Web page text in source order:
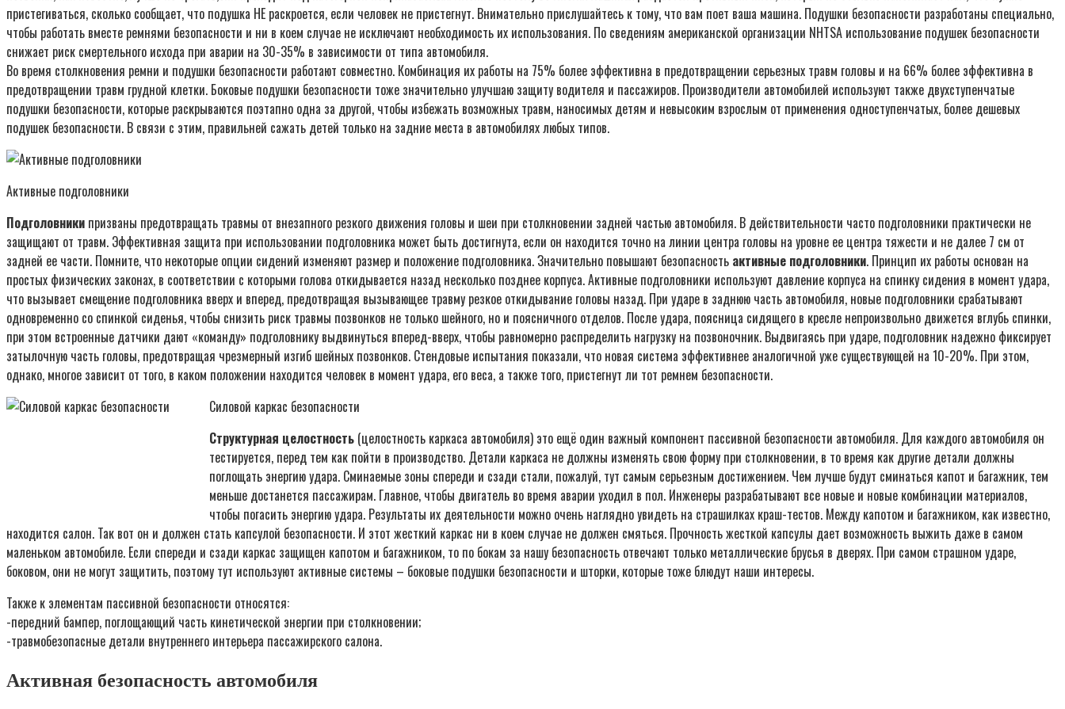
пристегиваться, сколько сообщает, что подушка НЕ раскроется, если человек не пристегнут. Внимательно прислушайтесь к тому, что вам поет ваша машина. Подушки безопасности разработаны специально,
чтобы работать вместе ремнями безопасности и ни в коем случае не исключают необходимость их использования. По сведениям американской организации NHTSA использование подушек безопасности
снижает риск смертельного исхода при аварии на 30-35% в зависимости от типа автомобиля.
Во время столкновения ремни и подушки безопасности работают совместно. Комбинация их работы на 75% более эффективна в предотвращении серьезных травм головы и на 66% более эффективна в
предотвращении травм грудной клетки. Боковые подушки безопасности тоже значительно улучшаю защиту водителя и пассажиров. Производители автомобилей используют также двухступенчатые
подушки безопасности, которые раскрываются поэтапно одна за другой, чтобы избежать возможных травм, наносимых детям и невысоким взрослым от применения одноступенчатых, более дешевых
подушек безопасности. В связи с этим, правильней сажать детей только на задние места в автомобилях любых типов.
Активные подголовники
Подголовники призваны предотвращать травмы от внезапного резкого движения головы и шеи при столкновении задней частью автомобиля. В действительности часто подголовники практически не
защищают от травм. Эффективная защита при использовании подголовника может быть достигнута, если он находится точно на линии центра головы на уровне ее центра тяжести и не далее 7 см от
задней ее части. Помните, что некоторые опции сидений изменяют размер и положение подголовника. Значительно повышают безопасность активные подголовники. Принцип их работы основан на
простых физических законах, в соответствии с которыми голова откидывается назад несколько позднее корпуса. Активные подголовники используют давление корпуса на спинку сидения в момент удара,
что вызывает смещение подголовника вверх и вперед, предотвращая вызывающее травму резкое откидывание головы назад. При ударе в заднюю часть автомобиля, новые подголовники срабатывают
одновременно со спинкой сиденья, чтобы снизить риск травмы позвонков не только шейного, но и поясничного отделов. После удара, поясница сидящего в кресле непроизвольно движется вглубь спинки,
при этом встроенные датчики дают «команду» подголовнику выдвинуться вперед-вверх, чтобы равномерно распределить нагрузку на позвоночник. Выдвигаясь при ударе, подголовник надежно фиксирует
затылочную часть головы, предотвращая чрезмерный изгиб шейных позвонков. Стендовые испытания показали, что новая система эффективнее аналогичной уже существующей на 10-20%. При этом,
однако, многое зависит от того, в каком положении находится человек в момент удара, его веса, а также того, пристегнут ли тот ремнем безопасности.
Силовой каркас безопасности
Структурная целостность (целостность каркаса автомобиля) это ещё один важный компонент пассивной безопасности автомобиля. Для каждого автомобиля он
тестируется, перед тем как пойти в производство. Детали каркаса не должны изменять свою форму при столкновении, в то время как другие детали должны
поглощать энергию удара. Сминаемые зоны спереди и сзади стали, пожалуй, тут самым серьезным достижением. Чем лучше будут сминаться капот и багажник, тем
меньше достанется пассажирам. Главное, чтобы двигатель во время аварии уходил в пол. Инженеры разрабатывают все новые и новые комбинации материалов,
чтобы погасить энергию удара. Результаты их деятельности можно очень наглядно увидеть на страшилках краш-тестов. Между капотом и багажником, как известно,
находится салон. Так вот он и должен стать капсулой безопасности. И этот жесткий каркас ни в коем случае не должен смяться. Прочность жесткой капсулы дает возможность выжить даже в самом
маленьком автомобиле. Если спереди и сзади каркас защищен капотом и багажником, то по бокам за нашу безопасность отвечают только металлические брусья в дверях. При самом страшном ударе,
боковом, они не могут защитить, поэтому тут используют активные системы – боковые подушки безопасности и шторки, которые тоже блюдут наши интересы.
Также к элементам пассивной безопасности относятся:
-передний бампер, поглощающий часть кинетической энергии при столкновении;
-травмобезопасные детали внутреннего интерьера пассажирского салона.
Активная безопасность автомобиля